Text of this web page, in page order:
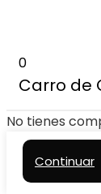
0
Carro de
No tienes
Continuar